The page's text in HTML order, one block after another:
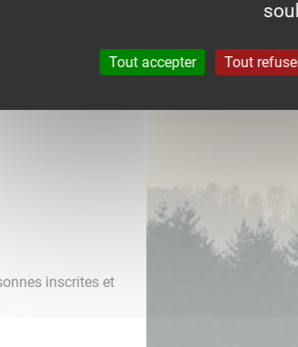
vous
inscrites et
Tout accepter Tout